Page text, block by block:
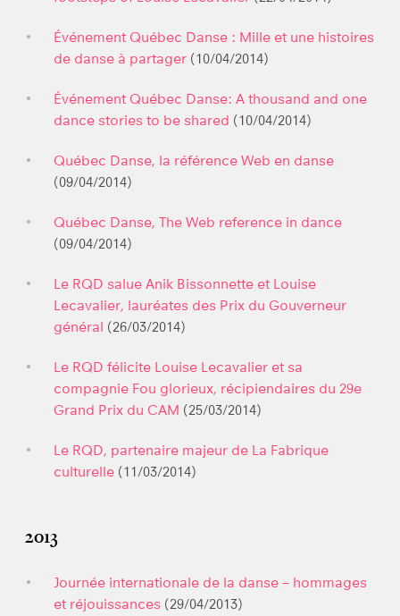
Événement Québec Danse : Mille et une histoires
de danse à partager (10/04/2014)
Événement Québec Danse: A thousand and one
dance stories to be shared (10/04/2014)
Québec Danse, la référence Web en danse
(09/04/2014)
Québec Danse, The Web reference in dance
(09/04/2014)
Le RQD salue Anik Bissonnette et Louise
Lecavalier, lauréates des Prix du Gouverneur
général (26/03/2014)
Le RQD félicite Louise Lecavalier et sa
compagnie Fou glorieux, récipiendaires du 29e
Grand Prix du CAM (25/03/2014)
Le RQD, partenaire majeur de La Fabrique
culturelle (11/03/2014)
2013
Journée internationale de la danse – hommages
et réjouissances (29/04/2013)